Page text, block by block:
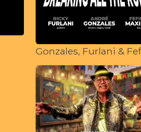
Gonzales, Furlani &